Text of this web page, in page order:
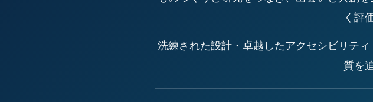
く評
洗練された設計・卓越したアクセシビリテ
質を